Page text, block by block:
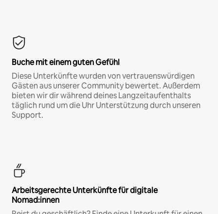
Buche mit einem guten Gefühl
Diese Unterkünfte wurden von vertrauenswürdigen
Gästen aus unserer Community bewertet. Außerdem
bieten wir dir während deines Langzeitaufenthalts
täglich rund um die Uhr Unterstützung durch unseren
Support.
Arbeitsgerechte Unterkünfte für digitale
Nomad:innen